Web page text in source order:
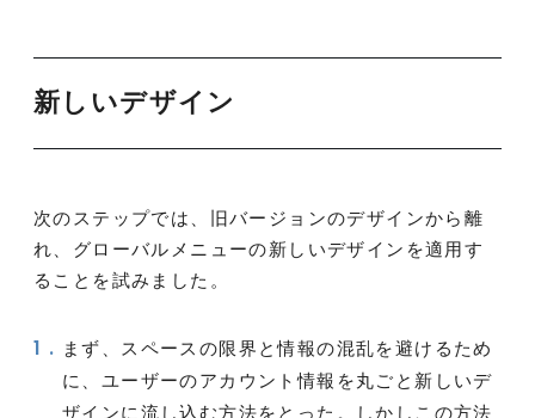
新しいデザイン
次のステップでは、旧バージョンのデザインから離
れ、グローバルメニューの新しいデザインを適用す
ることを試みました。
まず、スペースの限界と情報の混乱を避けるため
に、ユーザーのアカウント情報を丸ごと新しいデ
ザインに流し込む方法をとった。しかしこの方法